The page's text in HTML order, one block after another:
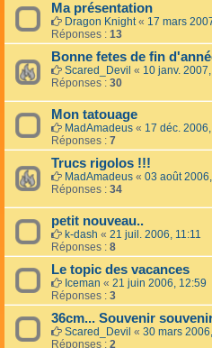
Ma présentation
Dragon Knight« 17 mars
Réponses : 13
Bonne fetes de fin
Scared_Devil « 10 janv.
Réponses : 30
Mon tatouage
MadAmadeus « 17 déc.
Réponses : 7
Trucs rigolos !!!
MadAmadeus « 03 août
Réponses : 34
petit nouveau..
k-dash « 21 juil. 2006, 11:11
Réponses : 8
Le topic des vacances
Iceman « 21 juin 2006, 12:59
Réponses : 3
36cm... Souvenir
Scared_Devil « 30 mars
Réponses : 2